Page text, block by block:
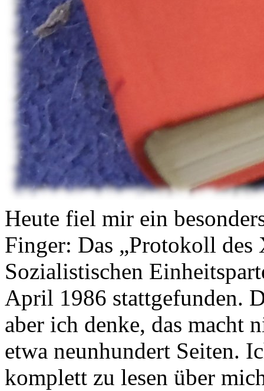
Heute fiel mir ein
Finger: Das „Protokoll des
Sozialistischen
April 1986 stattgefunden.
aber ich denke, das macht
etwa neunhundert Seiten.
komplett zu lesen über